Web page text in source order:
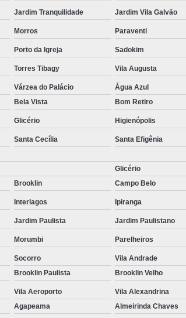
Jardim Tranquilidade Jardim Vila Galvão
Morros Paraventi
Porto da Igreja Sadokim
Torres Tibagy Vila Augusta
Várzea do Palácio Água Azul
Bela Vista Bom Retiro
Glicério Higienópolis
Santa Cecília Santa Efigênia
Glicério
Brooklin Campo Belo
Interlagos Ipiranga
Jardim Paulista Jardim Paulistano
Morumbi Parelheiros
Socorro Vila Andrade
Brooklin Paulista Brooklin Velho
Vila Aeroporto Vila Alexandrina
Agapeama Almeirinda Chaves